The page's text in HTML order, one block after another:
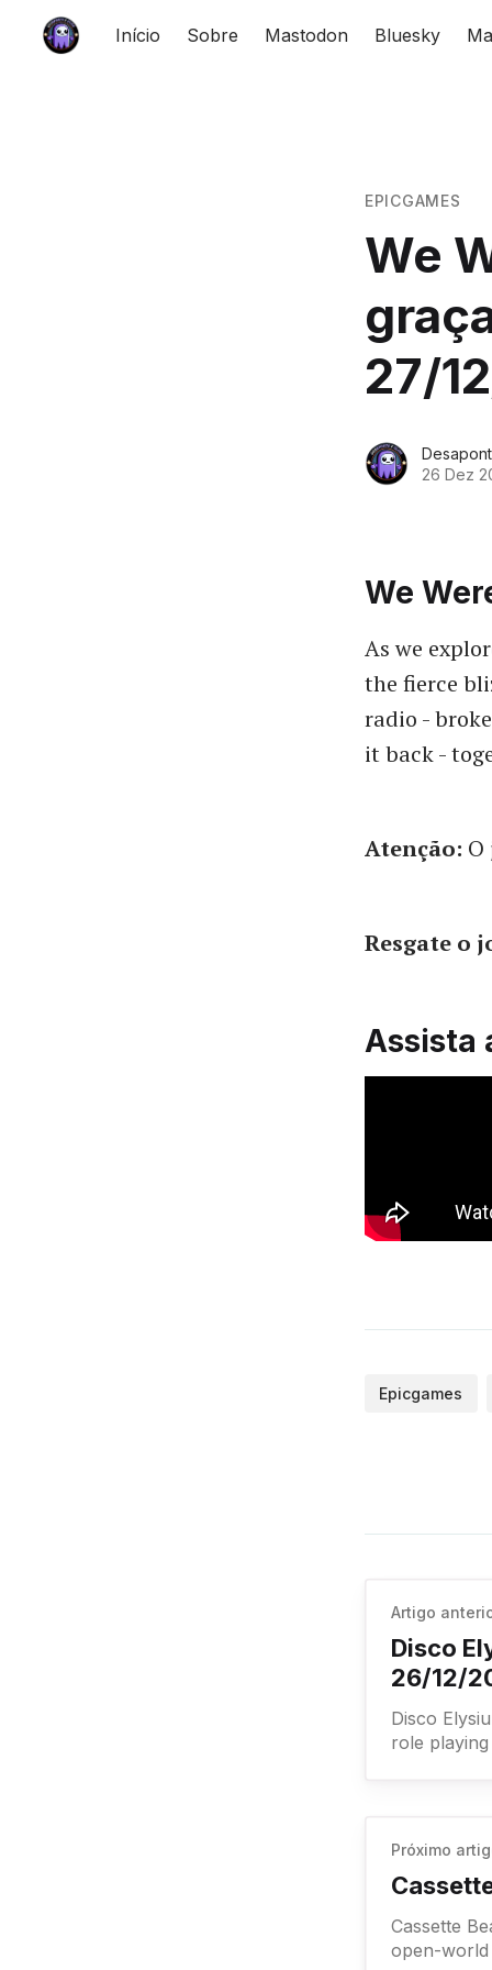
Início Sobre Mastodon Bluesky
EPICGAMES
We
27/
26 Dez
We
As we
the fierce
radio -
it back -
Atenção: O
Resgate o
Assista
Epicgames
Artigo
Disco
26/12/
Disco Elysium - The Final Cut
role playing
Próximo
Cassette Beasts Collect awesome monsters to use during
open-world